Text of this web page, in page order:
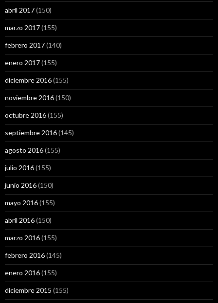
abril 2017(150)
marzo 2017(155)
febrero 2017(140)
enero 2017(155)
diciembre 2016(155)
noviembre 2016(150)
octubre 2016(155)
septiembre 2016(145)
agosto 2016(155)
julio 2016(155)
junio 2016(150)
mayo 2016(155)
abril 2016(150)
marzo 2016(155)
febrero 2016(145)
enero 2016(155)
diciembre 2015 (155)